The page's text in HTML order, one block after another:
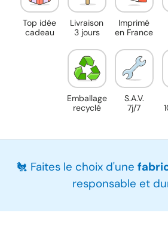
Top idée
cadeau
Livraison
3 jours
Imprimé
en France
Emballage
recyclé
S.A.V.
7j/7
🐔 Faites le choix d'une
responsable et